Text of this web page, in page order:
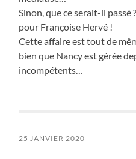
Sinon, que ce serait-il passé
pour Françoise Hervé !
Cette affaire est tout de
bien que Nancy est gérée
incompétents…
25 JANVIER 2020